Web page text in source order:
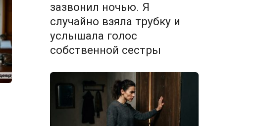
зазвонил ночью. Я
случайно взяла трубку и
услышала голос
собственной сестры